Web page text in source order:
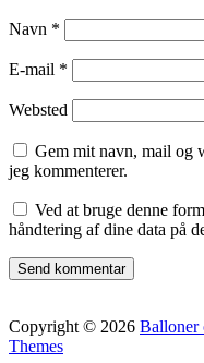
Navn *
E-mail *
Websted
Gem mit navn, mail og
jeg kommenterer.
Ved at bruge denne
håndtering af dine data på
Copyright © 2026 Balloner
Themes